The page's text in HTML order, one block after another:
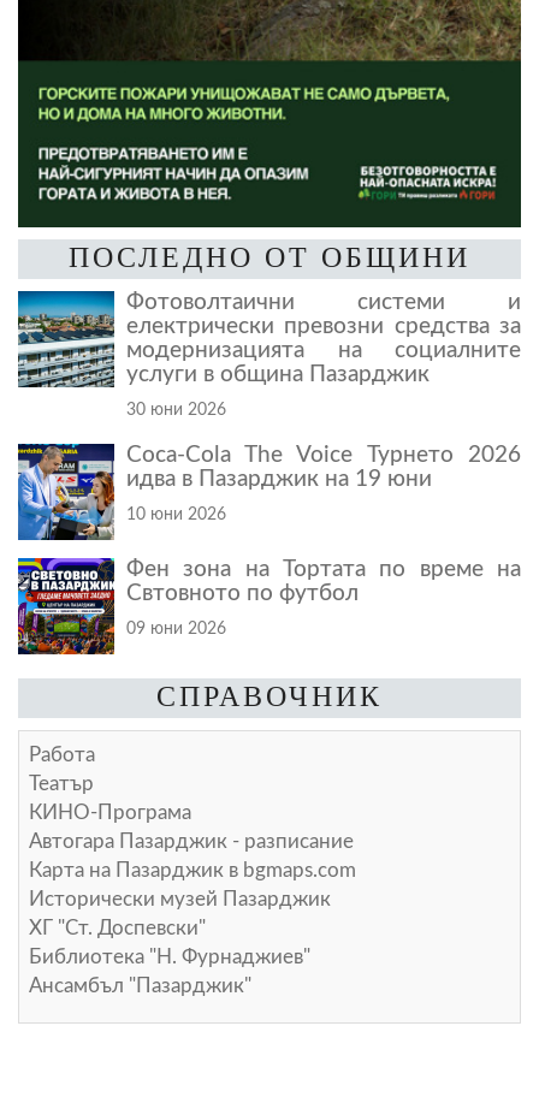
ПОСЛЕДНО ОТ ОБЩИНИ
Фотоволтаични системи и
електрически превозни средства за
модернизацията на социалните
услуги в община Пазарджик
30 юни 2026
Coca-Cola The Voice Турнето 2026
идва в Пазарджик на 19 юни
10 юни 2026
Фен зона на Тортата по време на
Свтовното по футбол
09 юни 2026
СПРАВОЧНИК
Работа
Театър
КИНО-Програма
Автогара Пазарджик - разписание
Карта на Пазарджик в bgmaps.com
Исторически музей Пазарджик
ХГ "Ст. Доспевски"
Библиотека "Н. Фурнаджиев"
Ансамбъл "Пазарджик"